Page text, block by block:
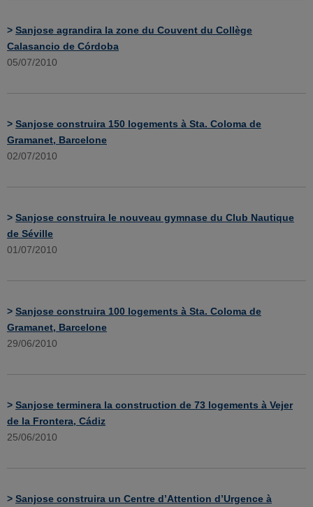
> Sanjose agrandira la zone du Couvent du Collège
Calasancio de Córdoba
05/07/2010
> Sanjose construira 150 logements à Sta. Coloma de
Gramanet, Barcelone
02/07/2010
> Sanjose construira le nouveau gymnase du Club Nautique
de Séville
01/07/2010
> Sanjose construira 100 logements à Sta. Coloma de
Gramanet, Barcelone
29/06/2010
> Sanjose terminera la construction de 73 logements à Vejer
de la Frontera, Cádiz
25/06/2010
> Sanjose construira un Centre d’Attention d’Urgence à